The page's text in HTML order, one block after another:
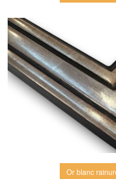
Or blanc